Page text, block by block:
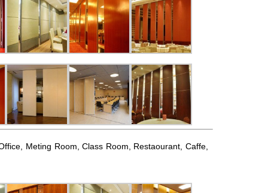
Meting Room, Class Room, Restaourant, Caffe,